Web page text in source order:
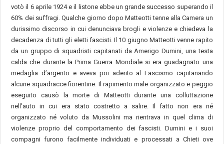
votò il 6 aprile 1924 e il listone ebbe un grande successo superando il
60% dei suffragi. Qualche giorno dopo Matteotti tenne alla Camera un
durissimo discorso in cui denunciava brogli e violenze e chiedeva la
decadenza di tutti gli eletti fascisti. Il 10 giugno Matteotti venne rapito
da un gruppo di squadristi capitanati da Amerigo Dumini, una testa
calda che durante la Prima Guerra Mondiale si era guadagnato una
medaglia d’argento e aveva poi aderito al Fascismo capitanando
alcune squadracce fiorentine. Il rapimento male organizzato e peggio
eseguito causò la morte di Matteotti durante una colluttazione
nell’auto in cui era stato costretto a salire. Il fatto non era né
organizzato né voluto da Mussolini ma rientrava in quel clima di
violenze proprio del comportamento dei fascisti. Dumini e i suoi
compagni furono facilmente individuati e processati a Chieti ove